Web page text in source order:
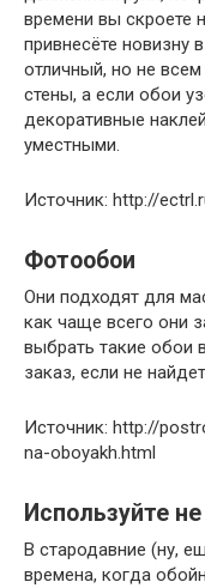
времени вы скроете
привнесёте новизну
отличный, но не
стены, а если обои
декоративные
уместными.
Источник: http://
Фотообои
Они подходят для
как чаще всего они
выбрать такие обои
заказ, если не
Источник: http://
na-oboyakh.html
Используйте
В стародавние (ну,
времена, когда